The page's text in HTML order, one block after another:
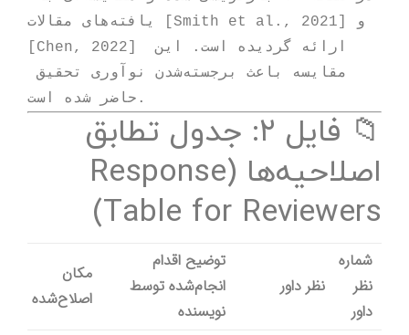
یافته‌های مقالات [Smith et al., 2021] و
[Chen, 2022] ارائه گردیده است. این
📁 فایل ۲: جدول تطابق
اصلاحیه‌ها (Response
Table for Reviewers)
شماره
نظر
داور
نظر داور
توضیح اقدام
انجام‌شده توسط
نویسنده
مکان
اصلاح‌شده